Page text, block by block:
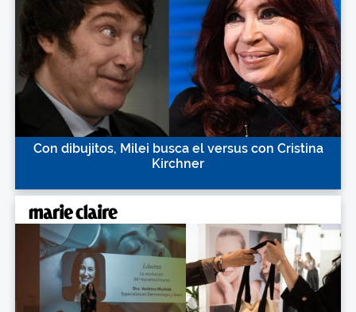
Con dibujitos, Milei busca el versus con Cristina
Kirchner